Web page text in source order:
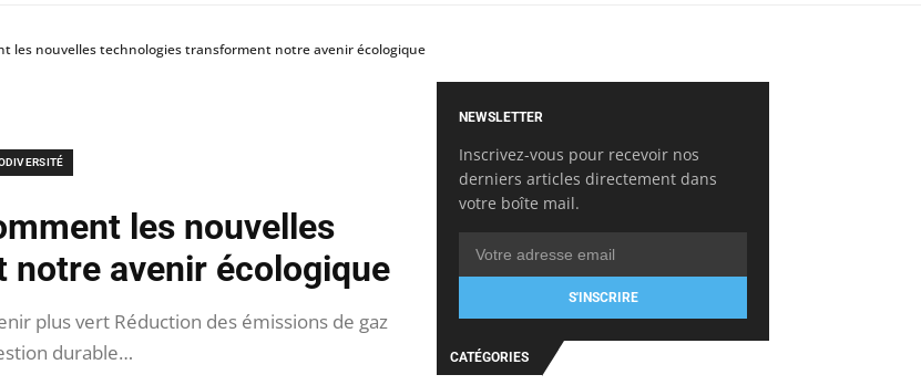
les nouvelles technologies transforment notre avenir écologique
les nouvelles
avenir écologique
plus vert Réduction des émissions de gaz
durable…
NEWSLETTER
Inscrivez-vous pour recevoir nos
derniers articles directement dans
votre boîte mail.
S'INSCRIRE
CATÉGORIES